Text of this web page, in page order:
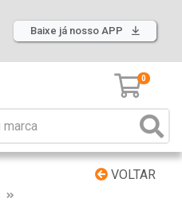
Baixe já nosso APP
0
VOLTAR